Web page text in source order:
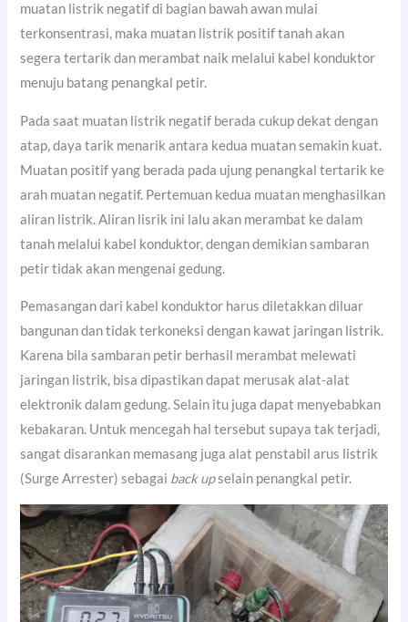
muatan listrik negatif di bagian bawah awan mulai
terkonsentrasi, maka muatan listrik positif tanah akan
segera tertarik dan merambat naik melalui kabel konduktor
menuju batang penangkal petir.
Pada saat muatan listrik negatif berada cukup dekat dengan
atap, daya tarik menarik antara kedua muatan semakin kuat.
Muatan positif yang berada pada ujung penangkal tertarik ke
arah muatan negatif. Pertemuan kedua muatan menghasilkan
aliran listrik. Aliran lisrik ini lalu akan merambat ke dalam
tanah melalui kabel konduktor, dengan demikian sambaran
petir tidak akan mengenai gedung.
Pemasangan dari kabel konduktor harus diletakkan diluar
bangunan dan tidak terkoneksi dengan kawat jaringan listrik.
Karena bila sambaran petir berhasil merambat melewati
jaringan listrik, bisa dipastikan dapat merusak alat-alat
elektronik dalam gedung. Selain itu juga dapat menyebabkan
kebakaran. Untuk mencegah hal tersebut supaya tak terjadi,
sangat disarankan memasang juga alat penstabil arus listrik
(Surge Arrester) sebagai back upselain penangkal petir.